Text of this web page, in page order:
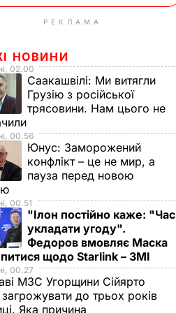
РЕКЛАМА
НОВИНИ
02.00
Саакашвілі: Ми витягли
Грузію з російської
трясовини. Нам цього не
00.56
Юнус: Заморожений
конфлікт – це не мир, а
пауза перед новою
00.51
"Ілон постійно каже: "Час
укладати угоду".
Федоров вмовляє Маска
щодо Starlink – ЗМІ
00.27
МЗС Угорщини Сійярто
до трьох років
Яка причина